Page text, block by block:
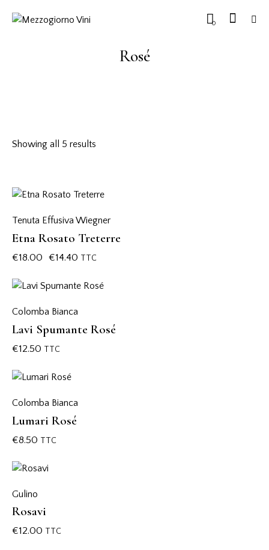
0
Rosé
Showing all 5 results
Tenuta Effusiva Wiegner
Etna Rosato Treterre
€18.00 €14.40 TTC
Colomba Bianca
Lavi Spumante Rosé
€12.50 TTC
Colomba Bianca
Lumari Rosé
€8.50 TTC
Gulino
Rosavi
€12.00 TTC